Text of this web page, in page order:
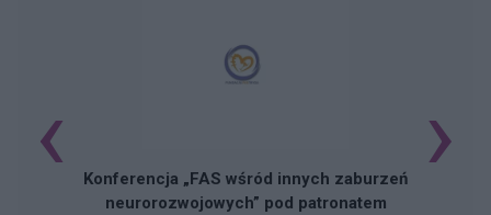
Konferencja „FAS wśród innych zaburzeń
neurorozwojowych” pod patronatem
‹ ›